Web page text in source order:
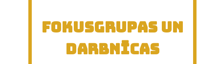
Fokusgrupas un
darbnīcas